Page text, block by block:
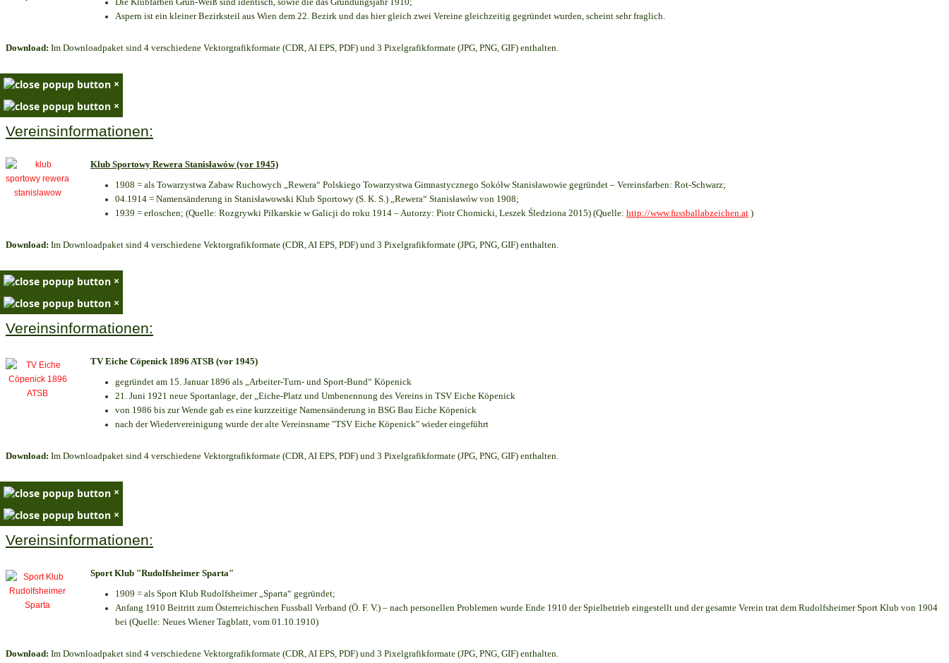
Aspern ist ein kleiner Bezirksteil aus Wien dem 22. Bezirk und das hier gleich zwei Vereine gleichzeitig gegründet wurden, scheint sehr fraglich.
Download: Im Downloadpaket sind 4 verschiedene Vektorgrafikformate (CDR, AI EPS, PDF) und 3 Pixelgrafikformate (JPG, PNG, GIF) enthalten.
×
×
Vereinsinformationen:
Klub Sportowy Rewera Stanisławów (vor 1945)
1908 = als Towarzystwa Zabaw Ruchowych „Rewera“ Polskiego Towarzystwa Gimnastycznego Sokółw Stanisławowie gegründet – Vereinsfarben: Rot-Schwarz;
04.1914 = Namensänderung in Stanisławowski Klub Sportowy (S. K. S.) „Rewera“ Stanisławów von 1908;
1939 = erloschen; (Quelle: Rozgrywki Piłkarskie w Galicji do roku 1914 – Autorzy: Piotr Chomicki, Leszek Śledziona 2015) (Quelle: http://www.fussballabzeichen.at )
Download: Im Downloadpaket sind 4 verschiedene Vektorgrafikformate (CDR, AI EPS, PDF) und 3 Pixelgrafikformate (JPG, PNG, GIF) enthalten.
×
×
Vereinsinformationen:
TV Eiche Cöpenick 1896 ATSB (vor 1945)
gegründet am 15. Januar 1896 als „Arbeiter-Turn- und Sport-Bund“ Köpenick
21. Juni 1921 neue Sportanlage, der „Eiche-Platz und Umbenennung des Vereins in TSV Eiche Köpenick
von 1986 bis zur Wende gab es eine kurzzeitige Namensänderung in BSG Bau Eiche Köpenick
nach der Wiedervereinigung wurde der alte Vereinsname "TSV Eiche Köpenick" wieder eingeführt
Download: Im Downloadpaket sind 4 verschiedene Vektorgrafikformate (CDR, AI EPS, PDF) und 3 Pixelgrafikformate (JPG, PNG, GIF) enthalten.
×
×
Vereinsinformationen:
Sport Klub "Rudolfsheimer Sparta"
1909 = als Sport Klub Rudolfsheimer „Sparta“ gegründet;
Anfang 1910 Beitritt zum Österreichischen Fussball Verband (Ö. F. V.) – nach personellen Problemen wurde Ende 1910 der Spielbetrieb eingestellt und der gesamte Verein trat dem Rudolfsheimer Sport Klub von 1904
bei (Quelle: Neues Wiener Tagblatt, vom 01.10.1910)
Download: Im Downloadpaket sind 4 verschiedene Vektorgrafikformate (CDR, AI EPS, PDF) und 3 Pixelgrafikformate (JPG, PNG, GIF) enthalten.